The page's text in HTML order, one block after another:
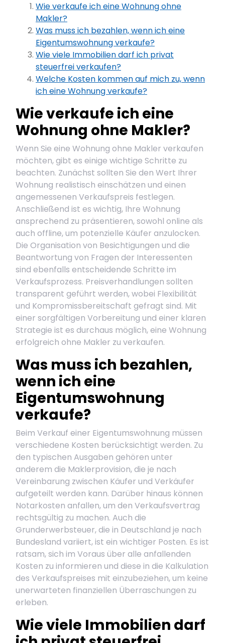
Wie verkaufe ich eine Wohnung ohne
Makler?
Was muss ich bezahlen, wenn ich eine
Eigentumswohnung verkaufe?
Wie viele Immobilien darf ich privat
steuerfrei verkaufen?
Welche Kosten kommen auf mich zu, wenn
ich eine Wohnung verkaufe?
Wie verkaufe ich eine
Wohnung ohne Makler?
Wenn Sie eine Wohnung ohne Makler verkaufen
möchten, gibt es einige wichtige Schritte zu
beachten. Zunächst sollten Sie den Wert Ihrer
Wohnung realistisch einschätzen und einen
angemessenen Verkaufspreis festlegen.
Anschließend ist es wichtig, Ihre Wohnung
ansprechend zu präsentieren, sowohl online als
auch offline, um potenzielle Käufer anzulocken.
Die Organisation von Besichtigungen und die
Beantwortung von Fragen der Interessenten
sind ebenfalls entscheidende Schritte im
Verkaufsprozess. Preisverhandlungen sollten
transparent geführt werden, wobei Flexibilität
und Kompromissbereitschaft gefragt sind. Mit
einer sorgfältigen Vorbereitung und einer klaren
Strategie ist es durchaus möglich, eine Wohnung
erfolgreich ohne Makler zu verkaufen.
Was muss ich bezahlen,
wenn ich eine
Eigentumswohnung
verkaufe?
Beim Verkauf einer Eigentumswohnung müssen
verschiedene Kosten berücksichtigt werden. Zu
den typischen Ausgaben gehören unter
anderem die Maklerprovision, die je nach
Vereinbarung zwischen Käufer und Verkäufer
aufgeteilt werden kann. Darüber hinaus können
Notarkosten anfallen, um den Verkaufsvertrag
rechtsgültig zu machen. Auch die
Grunderwerbsteuer, die in Deutschland je nach
Bundesland variiert, ist ein wichtiger Posten. Es ist
ratsam, sich im Voraus über alle anfallenden
Kosten zu informieren und diese in die Kalkulation
des Verkaufspreises mit einzubeziehen, um keine
unerwarteten finanziellen Überraschungen zu
erleben.
Wie viele Immobilien darf